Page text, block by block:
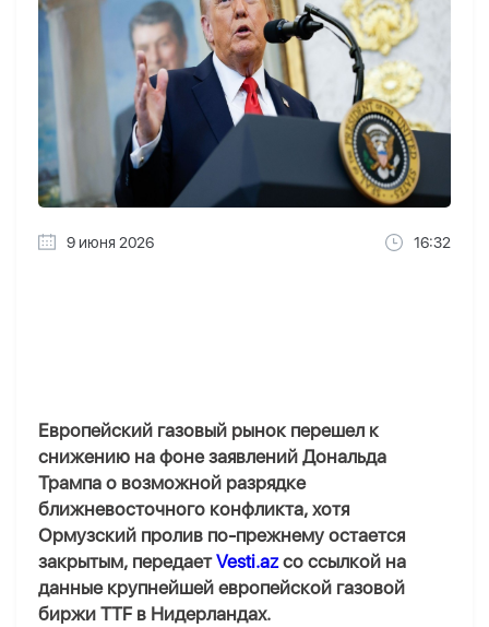
9 июня 2026 16:32
Европейский газовый рынок перешел к
снижению на фоне заявлений Дональда
Трампа о возможной разрядке
ближневосточного конфликта, хотя
Ормузский пролив по-прежнему остается
закрытым, передаетVesti.azсо ссылкой на
данные крупнейшей европейской газовой
биржи TTF в Нидерландах.